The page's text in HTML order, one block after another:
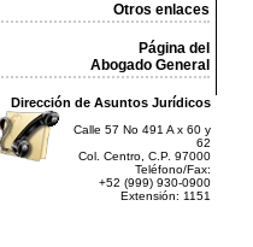
Otros enlaces
Página del
Abogado General
Dirección de Asuntos Jurídicos
Calle 57 No 491 A x 60 y
62
Col. Centro, C.P. 97000
Teléfono/Fax:
+52 (999) 930-0900
Extensión: 1151